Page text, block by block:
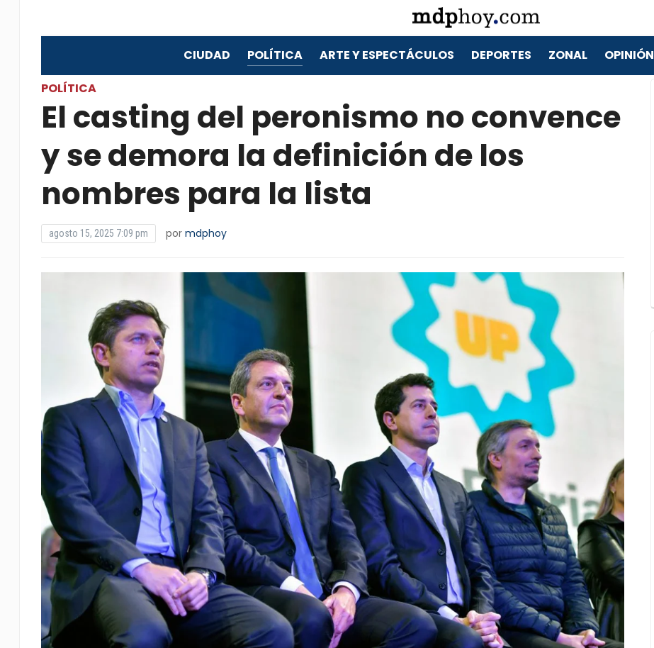
CIUDAD POLÍTICA ARTE Y ESPECTÁCULOS DEPORTES ZONAL OPINIÓN
POLÍTICA
El casting del peronismo no convence
y se demora la definición de los
nombres para la lista
agosto 15, 2025 7:09 pm por mdphoy